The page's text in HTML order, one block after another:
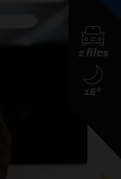
2 files
16°